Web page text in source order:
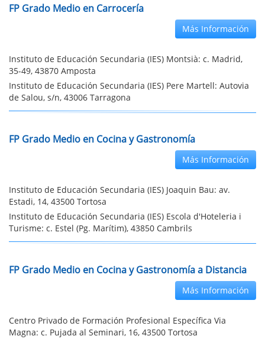
FP Grado Medio en Carrocería
Más Información
Instituto de Educación Secundaria (IES) Montsià: c. Madrid,
35-49, 43870 Amposta
Instituto de Educación Secundaria (IES) Pere Martell: Autovia
de Salou, s/n, 43006 Tarragona
FP Grado Medio en Cocina y Gastronomía
Más Información
Instituto de Educación Secundaria (IES) Joaquin Bau: av.
Estadi, 14, 43500 Tortosa
Instituto de Educación Secundaria (IES) Escola d'Hoteleria i
Turisme: c. Estel (Pg. Marítim), 43850 Cambrils
FP Grado Medio en Cocina y Gastronomía a Distancia
Más Información
Centro Privado de Formación Profesional Específica Via
Magna: c. Pujada al Seminari, 16, 43500 Tortosa